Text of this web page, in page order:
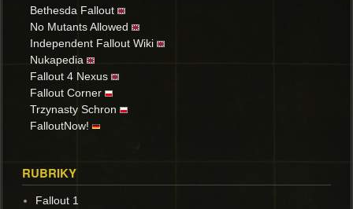
Bethesda Fallout
No Mutants Allowed
Independent Fallout Wiki
Nukapedia
Fallout 4 Nexus
Fallout Corner
Trzynasty Schron
FalloutNow!
RUBRIKY
Fallout 1